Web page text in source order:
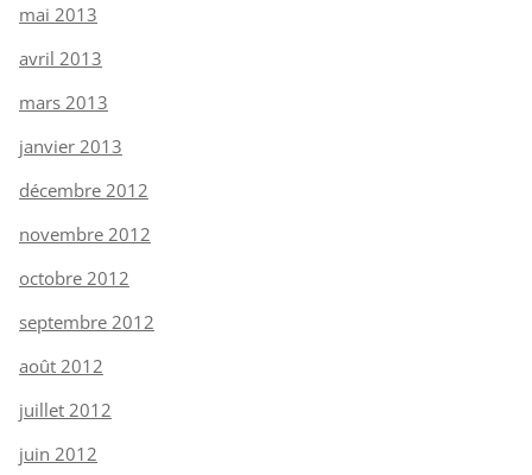
mai 2013
avril 2013
mars 2013
janvier 2013
décembre 2012
novembre 2012
octobre 2012
septembre 2012
août 2012
juillet 2012
juin 2012